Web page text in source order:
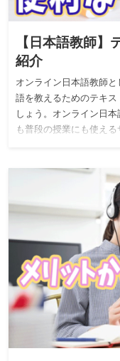
【日本語教師】
紹介
オンライン日本語教師
語を教えるためのテキ
しょう。オンライン日
も普段の授業にも使え